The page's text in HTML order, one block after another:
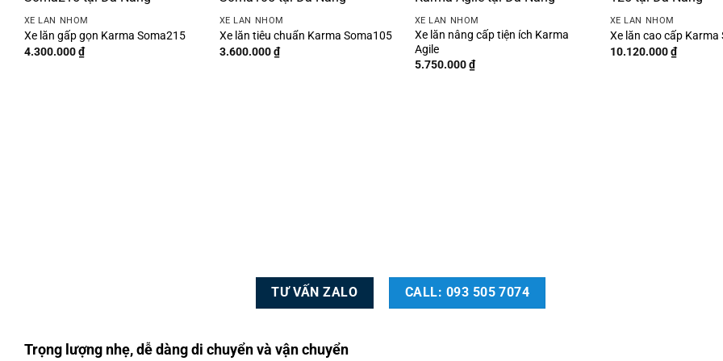
XE LĂN NHÔM
Xe lăn gấp gọn Karma Soma215
4.300.000₫
XE LĂN NHÔM
Xe lăn tiêu chuẩn Karma Soma105
3.600.000₫
XE LĂN NHÔM
Xe lăn nâng cấp tiện ích Karma
Agile
5.750.000₫
XE LĂN NHÔM
Xe lăn cao cấp Karma
10.120.000₫
TƯ VẤN ZALO CALL: 093 505 7074
Trọng lượng nhẹ, dễ dàng di chuyển và vận chuyển